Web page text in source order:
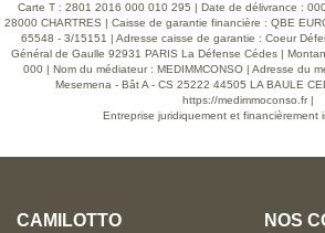
Carte T : 2801 2016 000 010 295 | Date de délivrance :
28000 CHARTRES | Caisse de garantie financière : QBE
65548 - 3/15151 | Adresse caisse de garantie : Coeur
Général de Gaulle 92931 PARIS La Défense Cédes |
000 | Nom du médiateur : MEDIMMCONSO | Adresse du
Mesemena - Bât A - CS 25222 44505 LA BAULE
https://medimmoconso.fr|
Entreprise juridiquement et financièrement
CAMILOTTO NOS